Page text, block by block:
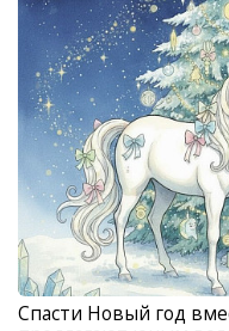
Спасти Новый год